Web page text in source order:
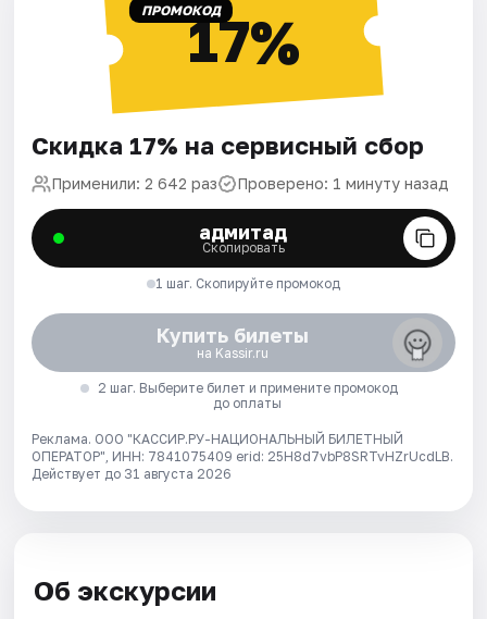
ПРОМОКОД17%
Скидка 17% на сервисный сбор
Применили: 2 642 раз Проверено: 1 минуту назад
адмитад
Скопировать
1 шаг. Скопируйте промокод
Купить билеты
на Kassir.ru
2 шаг. Выберите билет и примените промокод
до оплаты
Реклама. ООО "КАССИР.РУ-НАЦИОНАЛЬНЫЙ БИЛЕТНЫЙ
ОПЕРАТОР", ИНН: 7841075409 erid: 25H8d7vbP8SRTvHZrUcdLB.
Действует до 31 августа 2026
Об экскурсии